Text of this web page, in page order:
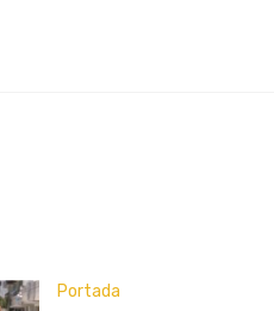
Portada